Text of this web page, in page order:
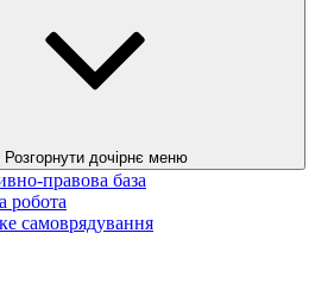
Розгорнути дочірнє меню
правова база
робота
самоврядування